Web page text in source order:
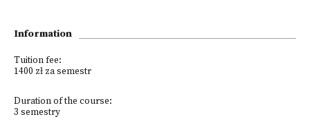
Information
Tuition fee:
1400 zł za semestr
Duration of the course:
3 semestry